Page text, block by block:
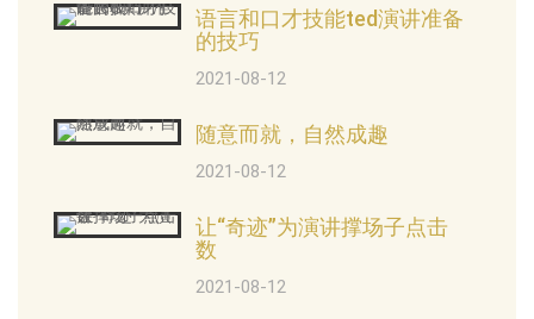
语言和口才技能ted演讲准备
的技巧
2021-08-12
随意而就，自然成趣
2021-08-12
让“奇迹”为演讲撑场子点击
数
2021-08-12